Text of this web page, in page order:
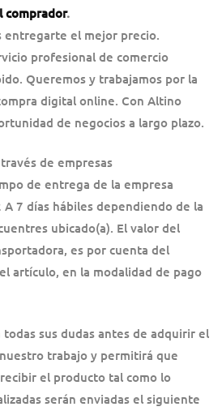
comprador.
entregarte el mejor precio.
profesional de comercio
Queremos y trabajamos por la
digital online. Con Altino
de negocios a largo plazo.
de empresas
de entrega de la empresa
7 días hábiles dependiendo de la
ubicado(a). El valor del
es por cuenta del
artículo, en la modalidad de pago
sus dudas antes de adquirir el
trabajo y permitirá que
el producto tal como lo
serán enviadas el siguiente